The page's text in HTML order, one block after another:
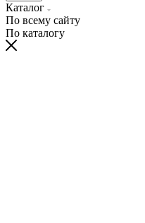
Каталог
По всему сайту
По каталогу